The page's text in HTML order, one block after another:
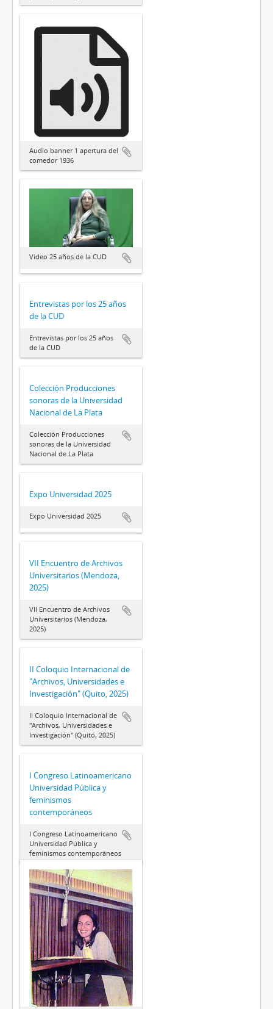
Audio banner 1 apertura del
comedor 1936
Video 25 años de la CUD
Entrevistas por los 25 años
de la CUD
Entrevistas por los 25 años
de la CUD
Colección Producciones
sonoras de la Universidad
Nacional de La Plata
Colección Producciones
sonoras de la Universidad
Nacional de La Plata
Expo Universidad 2025
Expo Universidad 2025
VII Encuentro de Archivos
Universitarios (Mendoza,
2025)
VII Encuentro de Archivos
Universitarios (Mendoza,
2025)
II Coloquio Internacional de
"Archivos, Universidades e
Investigación" (Quito, 2025)
II Coloquio Internacional de
"Archivos, Universidades e
Investigación" (Quito, 2025)
I Congreso Latinoamericano
Universidad Pública y
feminismos
contemporáneos
I Congreso Latinoamericano
Universidad Pública y
feminismos contemporáneos